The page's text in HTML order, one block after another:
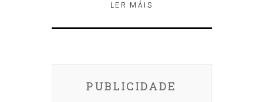
LER MÁIS
PUBLICIDADE